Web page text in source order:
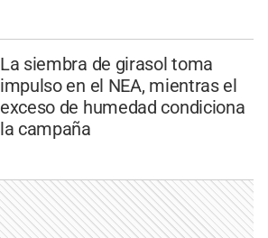
La siembra de girasol toma
impulso en el NEA, mientras el
exceso de humedad condiciona
la campaña